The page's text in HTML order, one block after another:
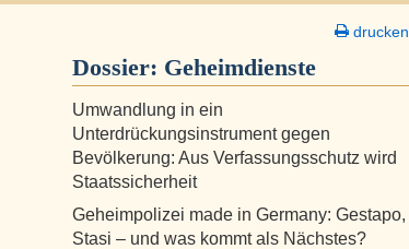
drucken
Dossier: Geheimdienste
Umwandlung in ein
Unterdrückungsinstrument gegen
Bevölkerung: Aus Verfassungsschutz wird
Staatssicherheit
Geheimpolizei made in Germany: Gestapo,
Stasi – und was kommt als Nächstes?